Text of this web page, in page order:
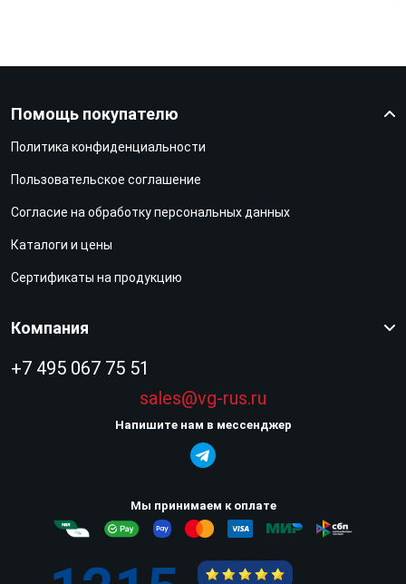
Помощь покупателю
Политика конфиденциальности
Пользовательское соглашение
Согласие на обработку персональных данных
Каталоги и цены
Сертификаты на продукцию
Компания
+7 495 067 75 51
sales@vg-rus.ru
Напишите нам в мессенджер
Мы принимаем к оплате